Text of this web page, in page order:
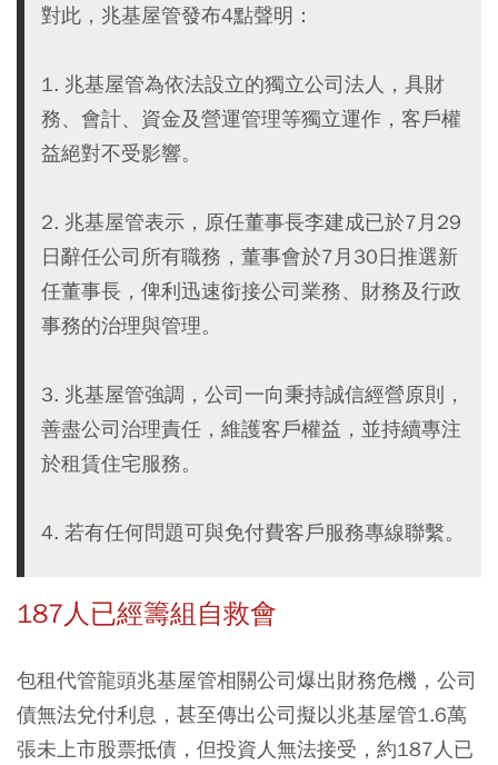
對此，兆基屋管發布4點聲明：
1. 兆基屋管為依法設立的獨立公司法人，具財
務、會計、資金及營運管理等獨立運作，客戶權
益絕對不受影響。
2. 兆基屋管表示，原任董事長李建成已於7月29
日辭任公司所有職務，董事會於7月30日推選新
任董事長，俾利迅速銜接公司業務、財務及行政
事務的治理與管理。
3. 兆基屋管強調，公司一向秉持誠信經營原則，
善盡公司治理責任，維護客戶權益，並持續專注
於租賃住宅服務。
4. 若有任何問題可與免付費客戶服務專線聯繫。
187人已經籌組自救會
包租代管龍頭兆基屋管相關公司爆出財務危機，公司
債無法兌付利息，甚至傳出公司擬以兆基屋管1.6萬
張未上市股票抵債，但投資人無法接受，約187人已